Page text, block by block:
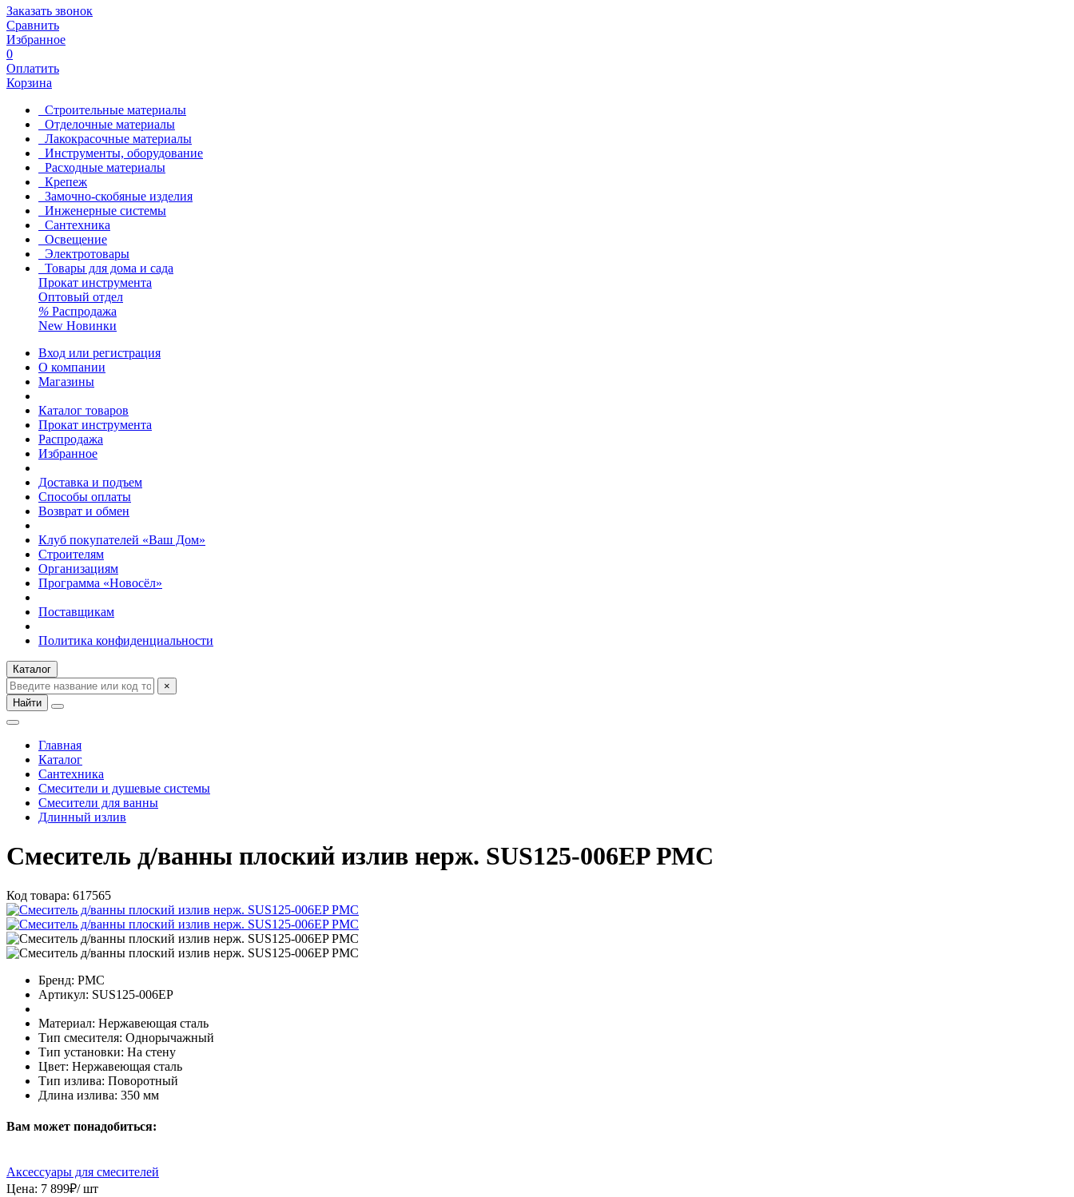
Заказать звонок
Сравнить
Избранное
0
Оплатить
Корзина
Строительные материалы
Отделочные материалы
Лакокрасочные материалы
Инструменты, оборудование
Расходные материалы
Крепеж
Замочно-скобяные изделия
Инженерные системы
Сантехника
Освещение
Электротовары
Товары для дома и сада
Прокат инструмента
Оптовый отдел
% Распродажа
New Новинки
Вход или регистрация
О компании
Магазины
Каталог товаров
Прокат инструмента
Распродажа
Избранное
Доставка и подъем
Способы оплаты
Возврат и обмен
Клуб покупателей «Ваш Дом»
Строителям
Организациям
Программа «Новосёл»
Поставщикам
Политика конфиденциальности
Каталог
×
Найти
Главная
Каталог
Сантехника
Смесители и душевые системы
Смесители для ванны
Длинный излив
Смеситель д/ванны плоский излив нерж. SUS125-006EP РМС
Код товара: 617565
Бренд: РМС
Артикул: SUS125-006EP
Материал: Нержавеющая сталь
Тип смесителя: Однорычажный
Тип установки: На стену
Цвет: Нержавеющая сталь
Тип излива: Поворотный
Длина излива: 350 мм
Вам может понадобиться:
Аксессуары для смесителей
Цена: 7 899₽/ шт